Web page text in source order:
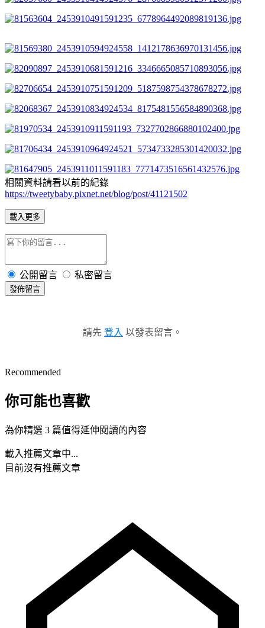
相關資料請看以前的紀錄
https://tweetybaby.pixnet.net/blog/post/41121502
載入更多
公開留言 私密留言
發佈留言
請先 登入 以發表留言。
Recommended
你可能也喜歡
為你精選 3 篇值得延伸閱讀的內容
載入推薦文章中...
目前沒有推薦文章